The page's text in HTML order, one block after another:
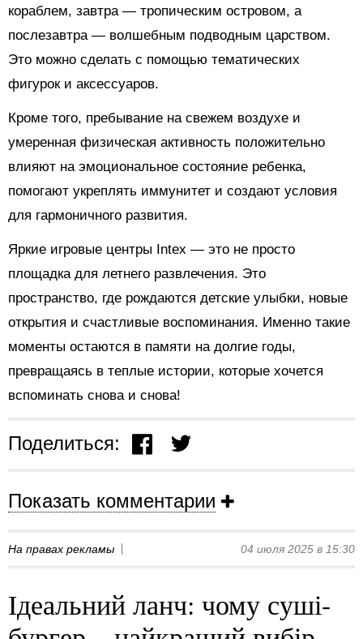
кораблем, завтра — тропическим островом, а
послезавтра — волшебным подводным царством.
Это можно сделать с помощью тематических
фигурок и аксессуаров.
Кроме того, пребывание на свежем воздухе и
умеренная физическая активность положительно
влияют на эмоциональное состояние ребенка,
помогают укреплять иммунитет и создают условия
для гармоничного развития.
Яркие игровые центры Intex — это не просто
площадка для летнего развлечения. Это
пространство, где рождаются детские улыбки, новые
открытия и счастливые воспоминания. Именно такие
моменты остаются в памяти на долгие годы,
превращаясь в теплые истории, которые хочется
вспоминать снова и снова!
Поделиться:
Показать комментарии
На правах рекламы 04 июля 2025 в 15:30
Ідеальний ланч: чому суші-